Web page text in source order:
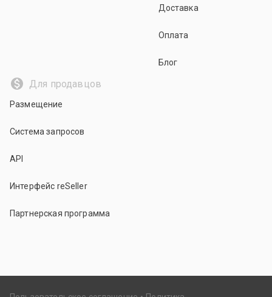
Доставка
Оплата
Блог
Для продавцов
Размещение
Система запросов
API
Интерфейс reSeller
Партнерская программа